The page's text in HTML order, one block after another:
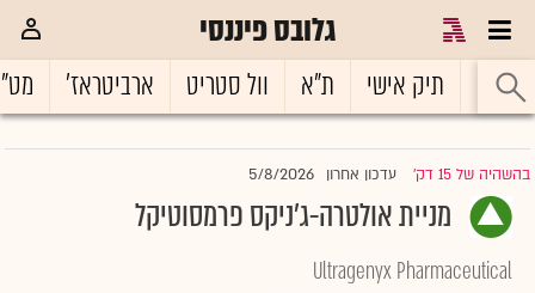
גלובס פיננסי
ראשי תיק אישי ת"א וול סטריט ארביטראז'
בהשהיה של 15 דק' |עדכון אחרון 5/8/2026
מניית אולטרה-ג'ניקס פרמסוטיקל
Ultragenyx Pharmaceutical